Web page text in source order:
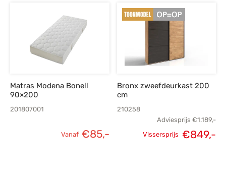
Matras Modena Bonell
90×200
201807001
Vanaf €85,-
Bronx zweefdeurkast 200
cm
210258
Adviesprijs €1.189,-
Vissersprijs €849,-